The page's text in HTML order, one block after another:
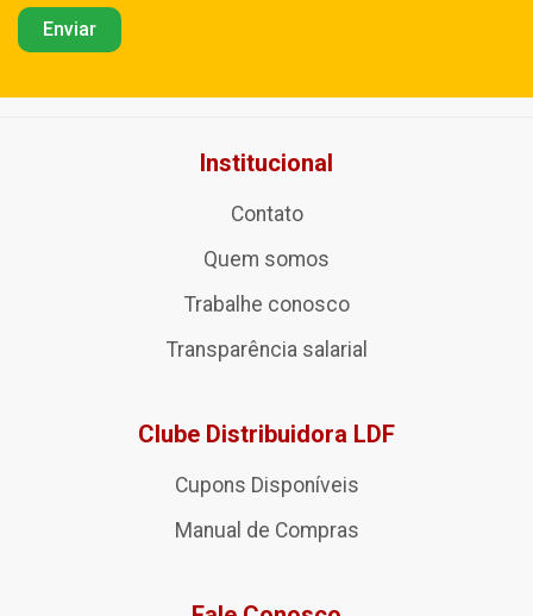
Institucional
Contato
Quem somos
Trabalhe conosco
Transparência salarial
Clube Distribuidora LDF
Cupons Disponíveis
Manual de Compras